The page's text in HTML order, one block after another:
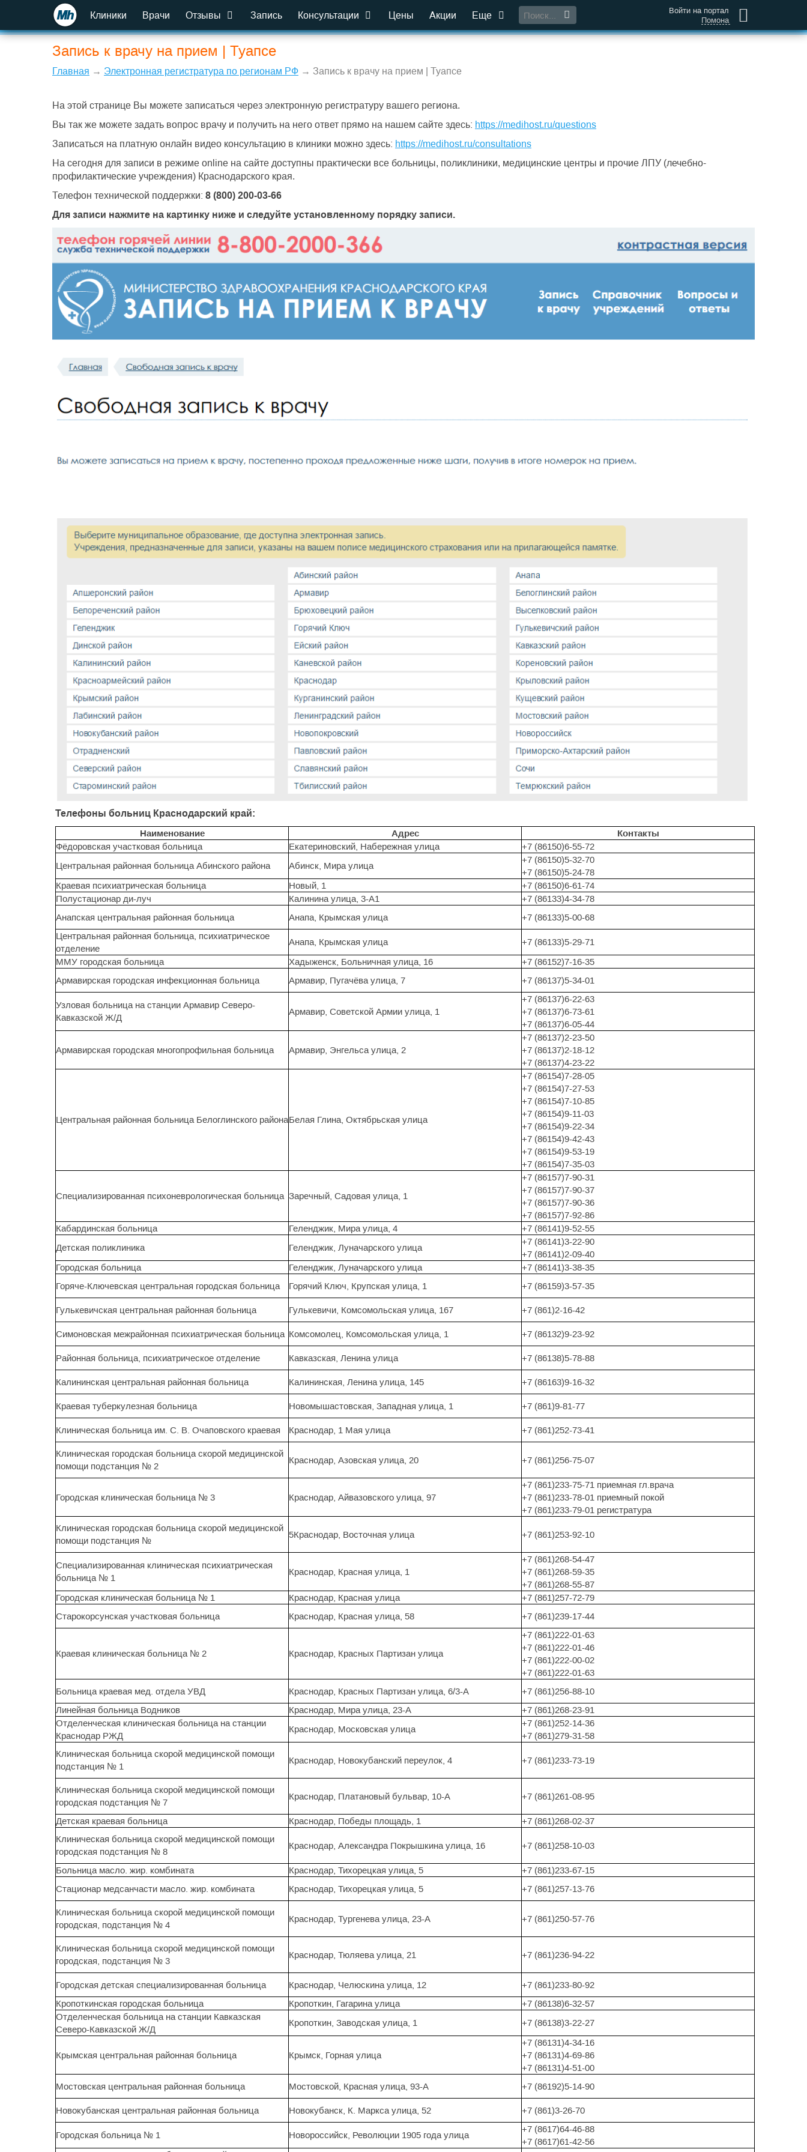
Клиники Врачи Отзывы Запись Консультации Цены Акции Еще
Войти на портал
Помона
Запись к врачу на прием | Туапсе
Главная → Электронная регистратура по регионам РФ → Запись к врачу на прием | Туапсе
На этой странице Вы можете записаться через электронную регистратуру вашего региона.
Вы так же можете задать вопрос врачу и получить на него ответ прямо на нашем сайте здесь: https://medihost.ru/questions
Записаться на платную онлайн видео консультацию в клиники можно здесь: https://medihost.ru/consultations
На сегодня для записи в режиме online на сайте доступны практически все больницы, поликлиники, медицинские центры и прочие ЛПУ (лечебно-
профилактические учреждения) Краснодарского края.
Телефон технической поддержки: 8 (800) 200-03-66
Для записи нажмите на картинку ниже и следуйте установленному порядку записи.
Телефоны больниц Краснодарский край:
Наименование
Адрес
Контакты
Фёдоровская участковая больница
Екатериновский, Набережная улица
+7 (86150)6-55-72
Центральная районная больница Абинского района
Абинск, Мира улица
+7 (86150)5-32-70
+7 (86150)5-24-78
Краевая психиатрическая больница
Новый, 1
+7 (86150)6-61-74
Полустационар ди-луч
Калинина улица, 3-А1
+7 (86133)4-34-78
Анапская центральная районная больница
Анапа, Крымская улица
+7 (86133)5-00-68
Центральная районная больница, психиатрическое
отделение
Анапа, Крымская улица
+7 (86133)5-29-71
ММУ городская больница
Хадыженск, Больничная улица, 16
+7 (86152)7-16-35
Армавирская городская инфекционная больница
Армавир, Пугачёва улица, 7 +7 (86137)5-34-01
Узловая больница на станции Армавир Северо-
Кавказской Ж/Д
Армавир, Советской Армии улица, 1
+7 (86137)6-22-63
+7 (86137)6-73-61
+7 (86137)6-05-44
Армавирская городская многопрофильная больница Армавир, Энгельса улица, 2
+7 (86137)2-23-50
+7 (86137)2-18-12
+7 (86137)4-23-22
Центральная районная больница Белоглинского районаБелая Глина, Октябрьская улица
+7 (86154)7-28-05
+7 (86154)7-27-53
+7 (86154)7-10-85
+7 (86154)9-11-03
+7 (86154)9-22-34
+7 (86154)9-42-43
+7 (86154)9-53-19
+7 (86154)7-35-03
Специализированная психоневрологическая больница Заречный, Садовая улица, 1
+7 (86157)7-90-31
+7 (86157)7-90-37
+7 (86157)7-90-36
+7 (86157)7-92-86
Кабардинская больница
Геленджик, Мира улица, 4
+7 (86141)9-52-55
Детская поликлиника
Геленджик, Луначарского улица
+7 (86141)3-22-90
+7 (86141)2-09-40
Городская больница
Геленджик, Луначарского улица
+7 (86141)3-38-35
Горяче-Ключевская центральная городская больница
Горячий Ключ, Крупская улица, 1 +7 (86159)3-57-35
Гулькевичская центральная районная больница Гулькевичи, Комсомольская улица, 167 +7 (861)2-16-42
Симоновская межрайонная психиатрическая больница Комсомолец, Комсомольская улица, 1 +7 (86132)9-23-92
Районная больница, психиатрическое отделение Кавказская, Ленина улица +7 (86138)5-78-88
Калининская центральная районная больница Калининская, Ленина улица, 145 +7 (86163)9-16-32
Краевая туберкулезная больница Новомышастовская, Западная улица, 1 +7 (861)9-81-77
Клиническая больница им. С. В. Очаповского краевая Краснодар, 1 Мая улица +7 (861)252-73-41
Клиническая городская больница скорой медицинской
помощи подстанция № 2
Краснодар, Азовская улица, 20 +7 (861)256-75-07
Городская клиническая больница № 3 Краснодар, Айвазовского улица, 97
+7 (861)233-75-71 приемная гл.врача
+7 (861)233-78-01 приемный покой
+7 (861)233-79-01 регистратура
Клиническая городская больница скорой медицинской
помощи подстанция №
5Краснодар, Восточная улица +7 (861)253-92-10
Специализированная клиническая психиатрическая
больница № 1
Краснодар, Красная улица, 1
+7 (861)268-54-47
+7 (861)268-59-35
+7 (861)268-55-87
Городская клиническая больница № 1
Краснодар, Красная улица
+7 (861)257-72-79
Старокорсунская участковая больница
Краснодар, Красная улица, 58 +7 (861)239-17-44
Краевая клиническая больница № 2 Краснодар, Красных Партизан улица
+7 (861)222-01-63
+7 (861)222-01-46
+7 (861)222-00-02
+7 (861)222-01-63
Больница краевая мед. отдела УВД
Краснодар, Красных Партизан улица, 6/3-А
+7 (861)256-88-10
Линейная больница Водников
Краснодар, Мира улица, 23-А
+7 (861)268-23-91
Отделенческая клиническая больница на станции
Краснодар РЖД
Краснодар, Московская улица
+7 (861)252-14-36
+7 (861)279-31-58
Клиническая больница скорой медицинской помощи
подстанция № 1
Краснодар, Новокубанский переулок, 4 +7 (861)233-73-19
Клиническая больница скорой медицинской помощи
городская подстанция № 7
Краснодар, Платановый бульвар, 10-А +7 (861)261-08-95
Детская краевая больница Краснодар, Победы площадь, 1
+7 (861)268-02-37
Клиническая больница скорой медицинской помощи
городская подстанция № 8
Краснодар, Александра Покрышкина улица, 16 +7 (861)258-10-03
Больница масло. жир. комбината Краснодар, Тихорецкая улица, 5
+7 (861)233-67-15
Стационар медсанчасти масло. жир. комбината
Краснодар, Тихорецкая улица, 5 +7 (861)257-13-76
Клиническая больница скорой медицинской помощи
городская, подстанция № 4
Краснодар, Тургенева улица, 23-А +7 (861)250-57-76
Клиническая больница скорой медицинской помощи
городская, подстанция № 3
Краснодар, Тюляева улица, 21 +7 (861)236-94-22
Городская детская специализированная больница Краснодар, Челюскина улица, 12
+7 (861)233-80-92
Кропоткинская городская больница
Кропоткин, Гагарина улица
+7 (86138)6-32-57
Отделенческая больница на станции Кавказская
Северо-Кавказской Ж/Д
Кропоткин, Заводская улица, 1 +7 (86138)3-22-27
Крымская центральная районная больница Крымск, Горная улица
+7 (86131)4-34-16
+7 (86131)4-69-86
+7 (86131)4-51-00
Мостовская центральная районная больница
Мостовской, Красная улица, 93-А +7 (86192)5-14-90
Новокубанская центральная районная больница Новокубанск, К. Маркса улица, 52 +7 (861)3-26-70
Городская больница № 1 Новороссийск, Революции 1905 года улица
+7 (8617)64-46-88
+7 (8617)61-42-56